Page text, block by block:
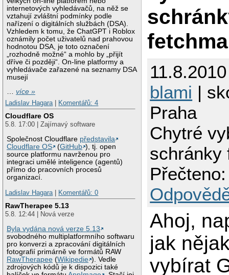
internetových vyhledávačů, na něž se
vztahují zvláštní podmínky podle
nařízení o digitálních službách (DSA).
Vzhledem k tomu, že ChatGPT i Roblox
oznámily počet uživatelů nad prahovou
hodnotou DSA, je toto označení
„rozhodně možné“ a mohlo by „přijít
dříve či později“. On-line platformy a
vyhledávače zařazené na seznamy DSA
musejí
…více »
Ladislav Hagara
Komentářů: 4
Cloudflare OS
5.8. 17:00 | Zajímavý software
Společnost Cloudflare představila
Cloudflare OS
(GitHub ), tj. open
source platformu navrženou pro
integraci umělé inteligence (agentů)
přímo do pracovních procesů
organizací.
Ladislav Hagara
Komentářů: 0
RawTherapee 5.13
5.8. 12:44 | Nová verze
Byla vydána nová verze 5.13
svobodného multiplatformního softwaru
pro konverzi a zpracování digitálních
fotografií primárně ve formátů RAW
RawTherapee (Wikipedie ). Vedle
zdrojových kódů je k dispozici také
blami |
Praha
Chytré
schránky
Ahoj,
jak
vybírat